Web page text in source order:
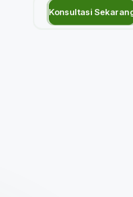
Konsultasi Sekarang